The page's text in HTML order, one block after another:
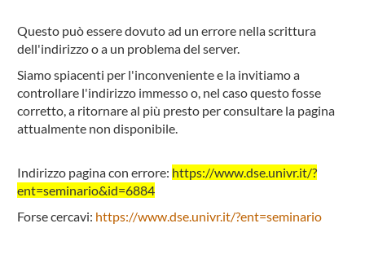
Questo può essere dovuto ad un errore nella scrittura
dell'indirizzo o a un problema del server.
Siamo spiacenti per l'inconveniente e la invitiamo a
controllare l'indirizzo immesso o, nel caso questo fosse
corretto, a ritornare al più presto per consultare la pagina
attualmente non disponibile.
Indirizzo pagina con errore: https://www.dse.univr.it/?
ent=seminario&id=6884
Forse cercavi: https://www.dse.univr.it/?ent=seminario